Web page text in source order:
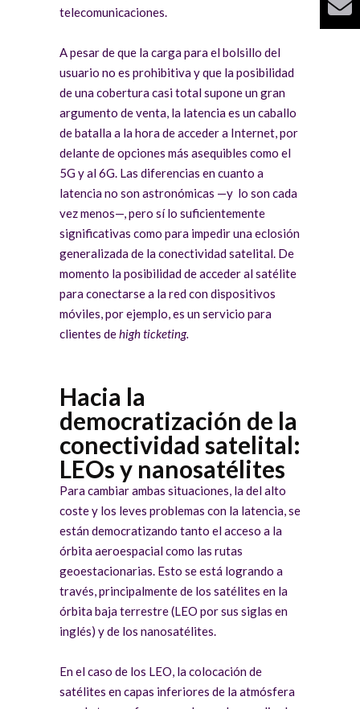
telecomunicaciones.
A pesar de que la carga para el bolsillo del
usuario no es prohibitiva y que la posibilidad
de una cobertura casi total supone un gran
argumento de venta, la latencia es un caballo
de batalla a la hora de acceder a Internet, por
delante de opciones más asequibles como el
5G y al 6G. Las diferencias en cuanto a
latencia no son astronómicas —y lo son cada
vez menos—, pero sí lo suficientemente
significativas como para impedir una eclosión
generalizada de la conectividad satelital. De
momento la posibilidad de acceder al satélite
para conectarse a la red con dispositivos
móviles, por ejemplo, es un servicio para
clientes dehigh ticketing.
Hacia la
democratización de la
conectividad satelital:
LEOs y nanosatélites
Para cambiar ambas situaciones, la del alto
coste y los leves problemas con la latencia, se
están democratizando tanto el acceso a la
órbita aeroespacial como las rutas
geoestacionarias. Esto se está logrando a
través, principalmente de los satélites en la
órbita baja terrestre (LEO por sus siglas en
inglés) y de los nanosatélites.
En el caso de los LEO, la colocación de
satélites en capas inferiores de la atmósfera